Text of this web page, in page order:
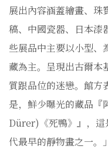
展出內容涵蓋繪畫、珠
稿、中國瓷器、日本漆
些展品中主要以小型、
藏為主。呈現出古爾本
質跟品位的迷戀。館方
是，鮮少曝光的藏品
Dürer)《死鴨》』，這
代最早的靜物畫之一。